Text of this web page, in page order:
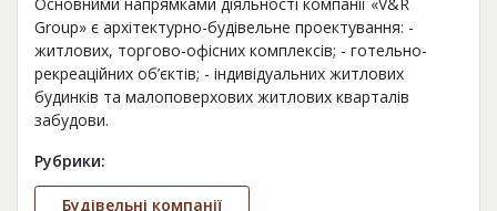
Group» є архітектурно-будівельне проектування: -
житлових, торгово-офісних комплексів; - готельно-
рекреаційних об’єктів; - індивідуальних житлових
будинків та малоповерхових житлових кварталів
забудови.
Рубрики:
Будівельні компанії